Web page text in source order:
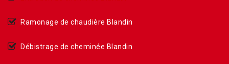
Ramonage de chaudière Blandin
Débistrage de cheminée Blandin